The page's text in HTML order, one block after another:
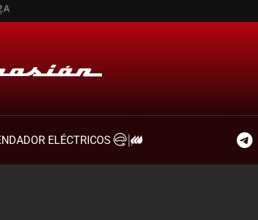
ELÉCTRICOS